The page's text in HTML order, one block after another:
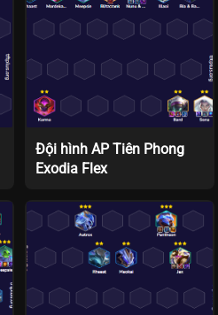
Đội hình AP Tiên Phong
Exodia Flex